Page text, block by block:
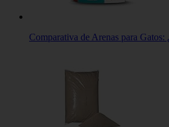
Comparativa de Arenas para